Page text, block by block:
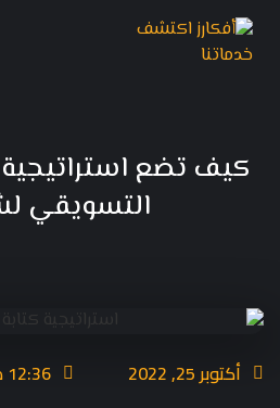
كيف تضع
التسويقي
أكتوبر 25, 2022 12:36 ص